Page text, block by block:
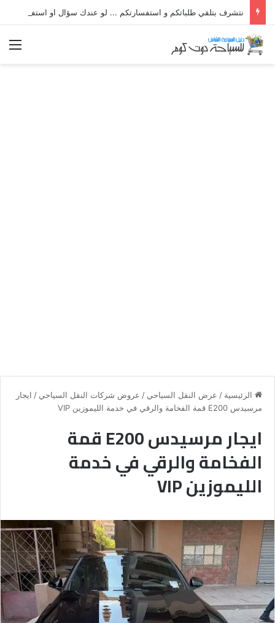
الرئيسية / عرض النقل السياحي / عروض شركات النقل السياحي / ايجار
مرسيدس E200 قمة الفخامة والرقي في خدمة الليموزين VIP
ايجار مرسيدس E200 قمة
الفخامة والرقي في خدمة
الليموزين VIP